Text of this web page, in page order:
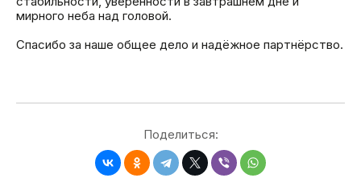
мирного неба над головой.
Спасибо за наше общее дело и надёжное партнёрство.
Поделиться: